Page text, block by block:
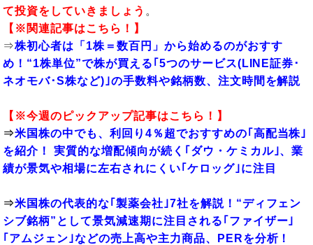
て投資をしていきましょう 。
【※関連記事はこちら！】
⇒株初心者は「1株＝数百円」から始めるのがおすす
め！“1株単位”で株が買える｢5つのサービス(LINE証券･
ネオモバ･S株など)｣の手数料や銘柄数、注文時間を解説
【※今週のピックアップ記事はこちら！】
⇒米国株の中でも、利回り4％超でおすすめの｢高配当株｣
を紹介！ 実質的な増配傾向が続く｢ダウ・ケミカル｣、業
績が景気や相場に左右されにくい｢ケロッグ｣に注目
⇒米国株の代表的な｢製薬会社｣7社を解説！“ディフェン
シブ銘柄”として景気減速期に注目される｢ファイザー｣
｢アムジェン｣などの売上高や主力商品、PERを分析！